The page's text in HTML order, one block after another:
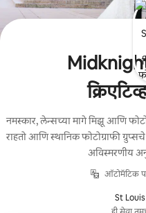
नमस्कार, लेन्सच्या मागे मिझू आणि
राहतो आणि स्थानिक फोटोग्राफी
अविस्मरणीय
ऑटोमॅटिक
St Louis